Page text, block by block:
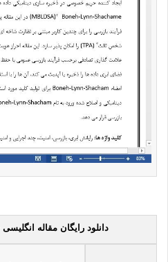
دانلود رایگان مقاله